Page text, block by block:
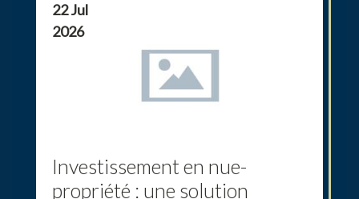
22 Jul
2026
Investissement en nue-
propriété : une solution